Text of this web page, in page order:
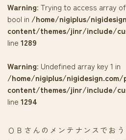
Warning: Trying to access array
bool in /home/nigiplus/
content/themes/jinr/include/
line 1289
Warning: Undefined array key 1 in
/home/nigiplus/
content/themes/jinr/include/
line 1294
ＯＢさんのメンテナンスでお